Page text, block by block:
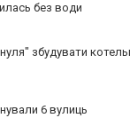
без води
збудувати
6 вулиць